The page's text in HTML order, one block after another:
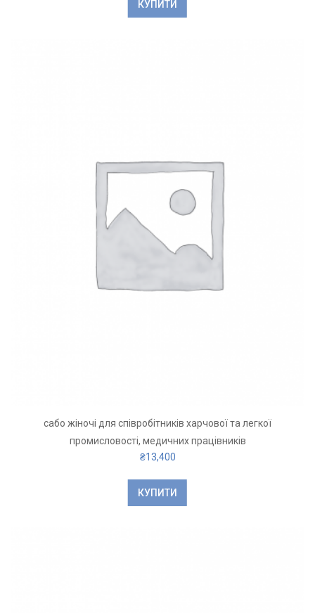
КУПИТИ
сабо жіночі для співробітників харчової та легкої
промисловості, медичних працівників
₴13,400
КУПИТИ